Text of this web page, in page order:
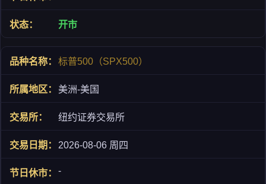
开市
标普500（SPX500）
美洲-美国
纽约证券交易所
2026-08-06 周四
-